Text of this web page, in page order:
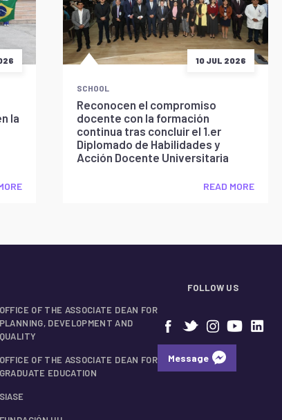
la
10 JUL 2026
SCHOOL
Reconocen el compromiso
docente con la formación
continua tras concluir el 1.er
Diplomado de Habilidades y
Acción Docente Universitaria
READ MORE
OFFICE OF THE ASSOCIATE DEAN FOR
PLANNING, DEVELOPMENT AND
QUALITY
OFFICE OF THE ASSOCIATE DEAN FOR
GRADUATE EDUCATION
SIASE
FOLLOW US
Message